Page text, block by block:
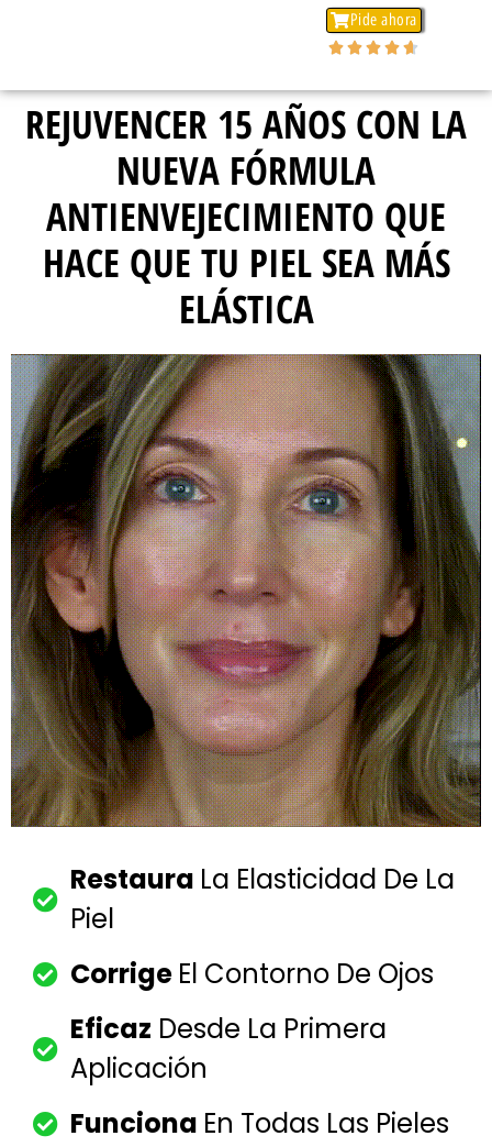
Pide ahora
    
REJUVENCER 15 AÑOS CON LA
NUEVA FÓRMULA
ANTIENVEJECIMIENTO QUE
HACE QUE TU PIEL SEA MÁS
ELÁSTICA
Restaura La Elasticidad De La
Piel
Corrige El Contorno De Ojos
Eficaz Desde La Primera
Aplicación
Funciona En Todas Las Pieles